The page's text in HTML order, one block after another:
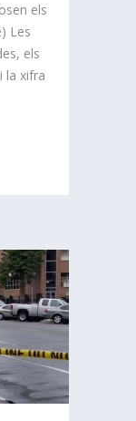
els
Les
els
la xifra